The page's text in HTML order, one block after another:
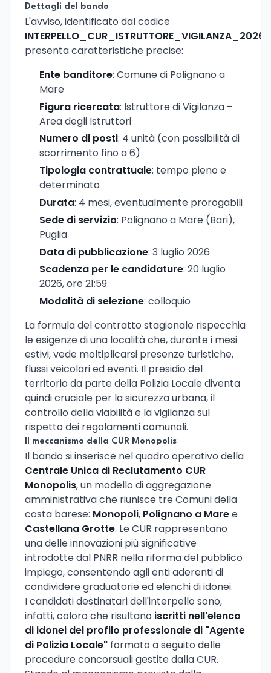
Dettagli del bando
L'avviso, identificato dal codice
INTERPELLO_CUR_ISTRUTTORE_VIGILANZA_2026
presenta caratteristiche precise:
Ente banditore: Comune di Polignano a
Mare
Figura ricercata: Istruttore di Vigilanza –
Area degli Istruttori
Numero di posti: 4 unità (con possibilità di
scorrimento fino a 6)
Tipologia contrattuale: tempo pieno e
determinato
Durata: 4 mesi, eventualmente prorogabili
Sede di servizio: Polignano a Mare (Bari),
Puglia
Data di pubblicazione: 3 luglio 2026
Scadenza per le candidature: 20 luglio
2026, ore 21:59
Modalità di selezione: colloquio
La formula del contratto stagionale rispecchia
le esigenze di una località che, durante i mesi
estivi, vede moltiplicarsi presenze turistiche,
flussi veicolari ed eventi. Il presidio del
territorio da parte della Polizia Locale diventa
quindi cruciale per la sicurezza urbana, il
controllo della viabilità e la vigilanza sul
rispetto dei regolamenti comunali.
Il meccanismo della CUR Monopolis
Il bando si inserisce nel quadro operativo della
Centrale Unica di Reclutamento CUR
Monopolis, un modello di aggregazione
amministrativa che riunisce tre Comuni della
costa barese: Monopoli, Polignano a Maree
Castellana Grotte. Le CUR rappresentano
una delle innovazioni più significative
introdotte dal PNRR nella riforma del pubblico
impiego, consentendo agli enti aderenti di
condividere graduatorie ed elenchi di idonei.
I candidati destinatari dell'interpello sono,
infatti, coloro che risultano iscritti nell'elenco
di idonei del profilo professionale di "Agente
di Polizia Locale" formato a seguito delle
procedure concorsuali gestite dalla CUR.